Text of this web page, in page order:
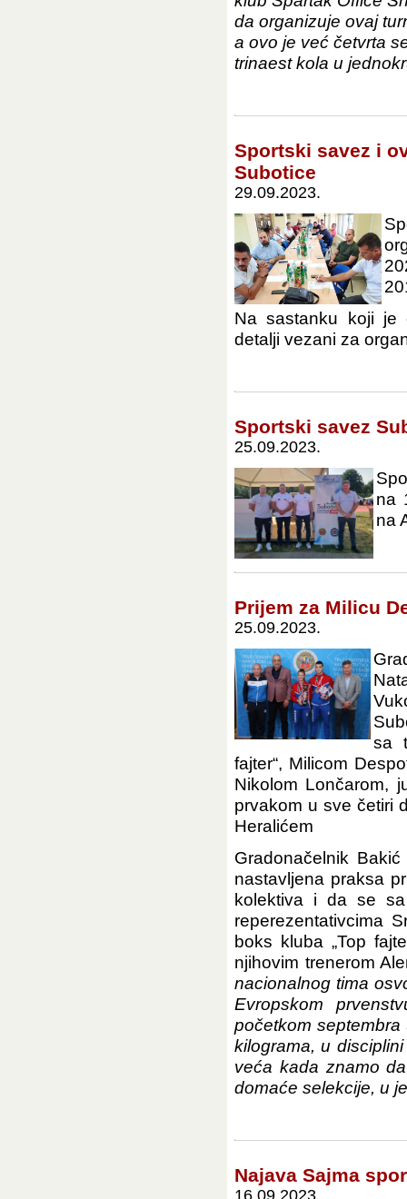
da organizuje ovaj
a ovo je već četvrta
trinaest kola u
Sportski savez i
Subotice
29.09.2023.
Na sastanku koji je
detalji vezani za
Sportski savez
25.09.2023.
na
na
Prijem za Milicu
25.09.2023.
sa
fajter“, Milicom
Nikolom Lončarom,
prvakom u sve četiri
Heralićem
Gradonačelnik
nastavljena praksa
kolektiva i da se sa
reperezentativcima
boks kluba „Top
njihovim trenerom
nacionalnog tima
Evropskom
početkom
kilograma, u
veća kada znamo
domaće selekcije, u
Najava Sajma
16.09.2023.